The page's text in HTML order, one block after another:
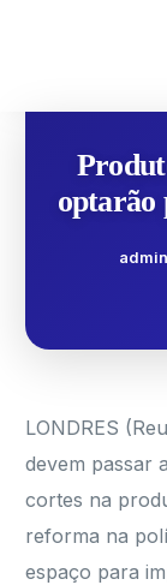
optarão
admin
LONDRES
devem passar
cortes na
reforma na
espaço para